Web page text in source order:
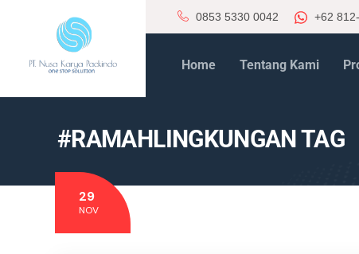
0853 5330 0042 +62
Home Tentang Kami
#RAMAHLINGKUNGAN TAG
29
NOV